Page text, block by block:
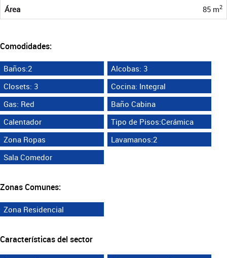
Área 85 m2
Comodidades:
Baños:2
Alcobas: 3
Closets: 3
Cocina: Integral
Gas: Red
Baño Cabina
Calentador
Tipo de Pisos:Cerámica
Zona Ropas
Lavamanos:2
Sala Comedor
Zonas Comunes:
Zona Residencial
Características del sector